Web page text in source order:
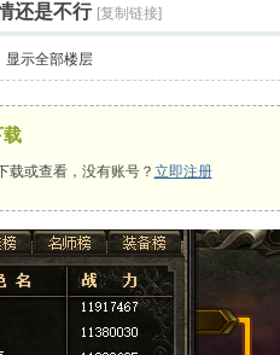
还是不行 [复制链接]
显示全部楼层
载或查看，没有账号？ 立即注册